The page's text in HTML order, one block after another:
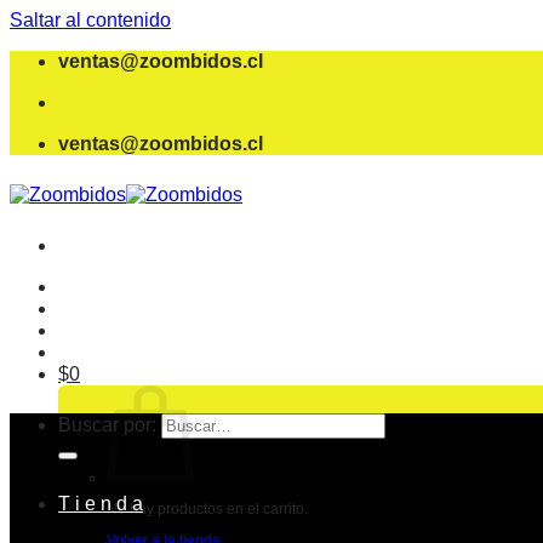
Saltar al contenido
ventas@zoombidos.cl
ventas@zoombidos.cl
$0
No hay productos en el carrito.
Buscar por:
T i e n d a